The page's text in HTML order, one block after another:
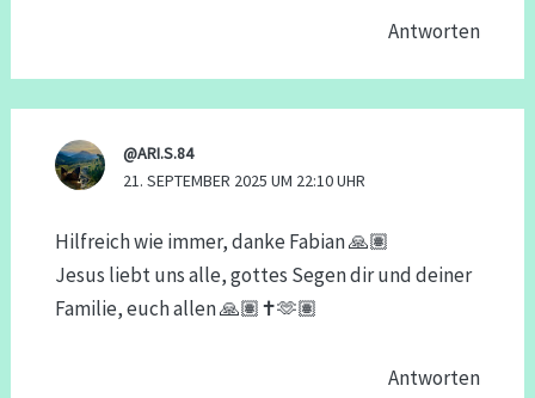
Antworten
@ARI.S.84
21. SEPTEMBER 2025 UM 22:10 UHR
Hilfreich wie immer, danke Fabian 🙏🏽
Jesus liebt uns alle, gottes Segen dir und deiner
Familie, euch allen 🙏🏽✝️🫶🏽
Antworten